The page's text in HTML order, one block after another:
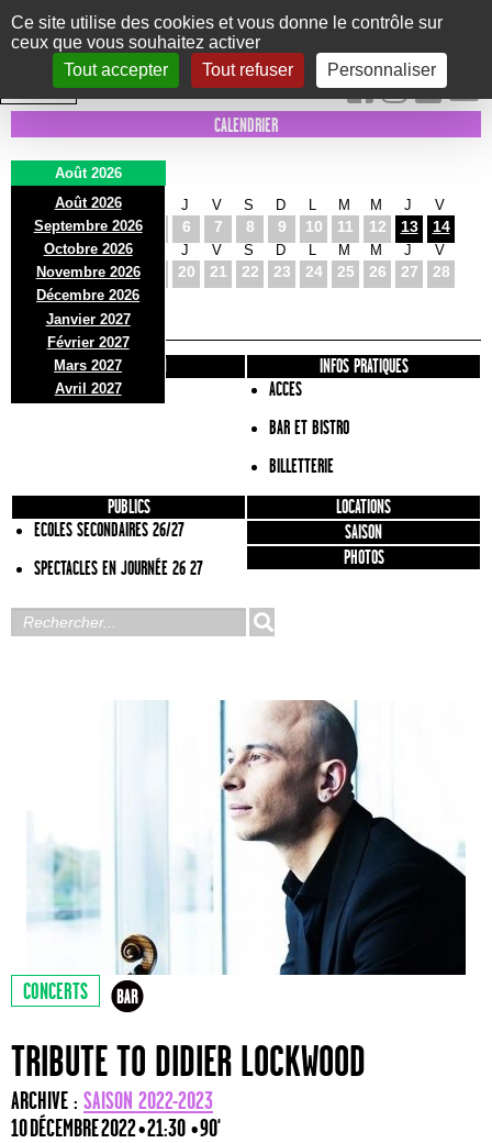
Panneau de gestion des cookies
Ce site utilise des cookies et vous donne le contrôle sur
ceux que vous souhaitez activer
Tout accepter
Tout refuser Personnaliser
Le Marni
CONCERTS DANSE/CIRQUE THÉÂTRE KIDS EXPOS EVENTS
INTRA MUROS
CALENDRIER
Août 2026
Août 2026
Septembre 2026
Octobre 2026
Novembre 2026
Décembre 2026
Janvier 2027
Février 2027
Mars 2027
Avril 2027
D
2
L
3
M
4
J
6
V
7
S
8
D
9 10
M
11
M
12
J
13
V
14
D
16
L
17
M
18
J
20
V
21
S
22
D
23 24
M
25
M
26
J
27
V
28
D
30
L
31
PRÉSENTATION
INFOS PRATIQUES
ACCES
BAR ET BISTRO
BILLETTERIE
PUBLICS
ECOLES SECONDAIRES 26/27
SPECTACLES EN JOURNÉE 26 27
LOCATIONS
SAISON
PHOTOS
CONCERTS
TRIBUTE TO DIDIER LOCKWOOD
ARCHIVE : SAISON 2022-2023
10 DÉCEMBRE 2022 • 21:30 • 90'